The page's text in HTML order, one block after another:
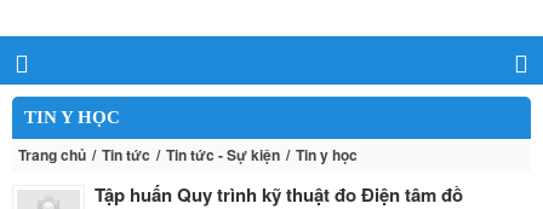
TIN Y HỌC
Trang chủ Tin tức Tin tức - Sự kiện Tin y học
Tập huấn Quy trình kỹ thuật đo Điện tâm đồ